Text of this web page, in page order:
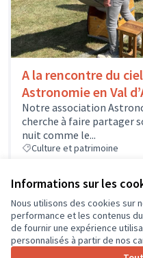
Informations sur les
Nous utilisons des cookies sur
performance et les contenus
de fournir une expérience
personnalisés à partir de nos
A la rencontre du
Astronomie en Val
Notre association
cherche à faire partager
nuit comme le...
Culture et patrimoine
Participation à
PMR pour le service
de 65 ans et aux
Pays Loire-Touraine.